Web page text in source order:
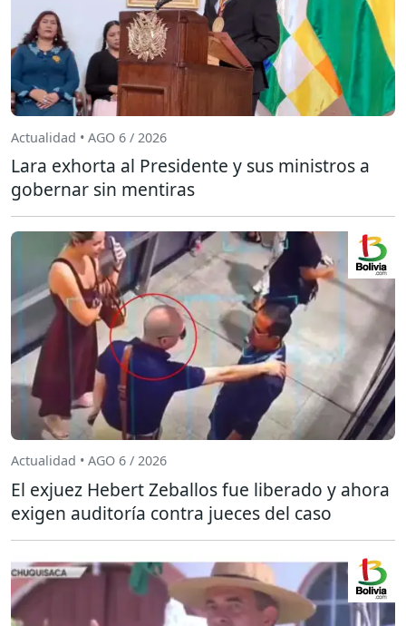
Actualidad • AGO 6 / 2026
Lara exhorta al Presidente y sus ministros a
gobernar sin mentiras
Actualidad • AGO 6 / 2026
El exjuez Hebert Zeballos fue liberado y ahora
exigen auditoría contra jueces del caso